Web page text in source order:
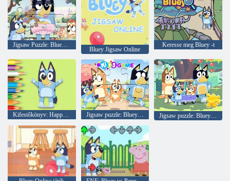
Jigsaw Puzzle: Bluey játékidő
Bluey Jigsaw Online
Keresse meg Bluey -t
Kifestőkönyv: Happy Bluey Jigsaw puzzle: Bluey Family Fun